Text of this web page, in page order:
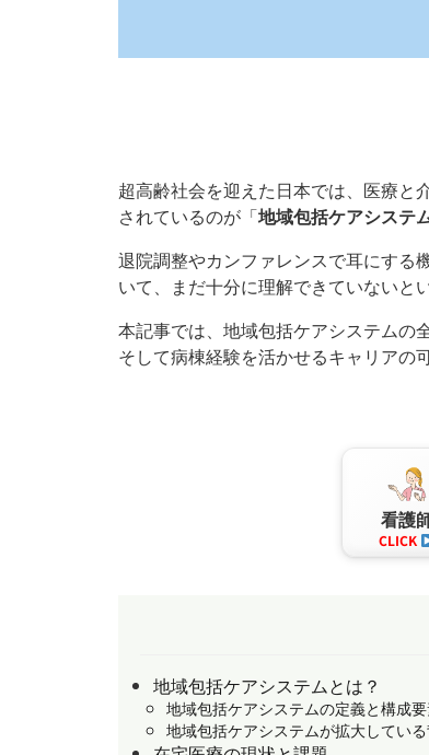
超高齢社会を迎えた日本では、医療と
されているのが「地域包括ケアシステ
退院調整やカンファレンスで耳にする
いて、まだ十分に理解できていないと
本記事では、地域包括ケアシステムの
そして病棟経験を活かせるキャリアの
看護
CLICK
地域包括ケアシステムとは？
地域包括ケアシステムの定義と構成
地域包括ケアシステムが拡大してい